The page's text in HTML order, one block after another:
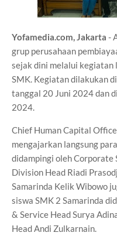
Yofamedia.com, Jakarta -
grup perusahaan
sejak dini melalui
SMK. Kegiatan dilakukan
tanggal 20 Juni 2024 dan
2024.
Chief Human Capital
mengajarkan langsung
didampingi oleh Corporate
Division Head Riadi
Samarinda Kelik Wibowo
siswa SMK 2 Samarinda
& Service Head Surya
Head Andi Zulkarnain.